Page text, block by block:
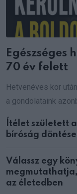
70 év felett
Hetvenéves kor
a gondolataink
Ítélet született
bíróság
Válassz egy
az életedben